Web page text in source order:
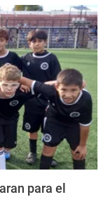
para el